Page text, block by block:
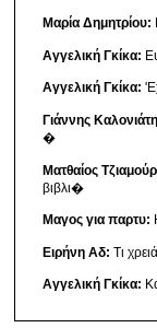
Μαρία Δημητρίου:
Αγγελική Γκίκα:
Αγγελική Γκίκα:
Γιάννης
�
Ματθαίος
βιβλι�
Μαγος για παρτυ:
Ειρήνη Αδ: Τι
Αγγελική Γκίκα: